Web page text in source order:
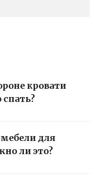
кровати
для
ли это?